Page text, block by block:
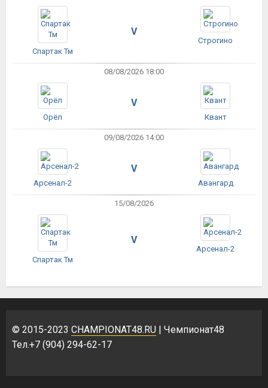
Спартак Тм
V
Строгино
08/08/2026 18:00
Орёл
V
Квант
09/08/2026 14:00
Арсенал-2
V
Авангард
15/08/2026
Спартак Тм
V
Арсенал-2
© 2015-2023 CHAMPIONAT48.RU | Чемпионат48
Тел.+7 (904) 294-62-17